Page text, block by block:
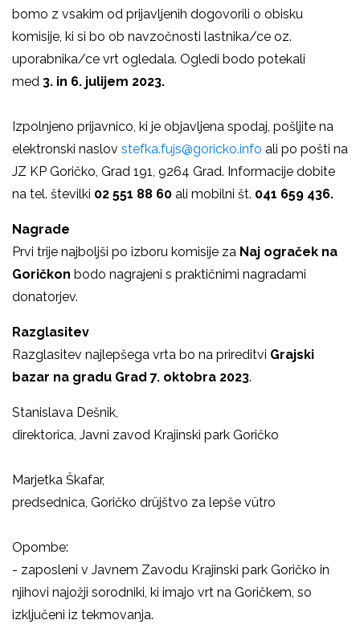
bomo z vsakim od prijavljenih dogovorili o obisku
komisije, ki si bo ob navzočnosti lastnika/ce oz.
uporabnika/ce vrt ogledala. Ogledi bodo potekali
med 3. in 6. julijem 2023.
Izpolnjeno prijavnico, ki je objavljena spodaj, pošljite na
elektronski naslov stefka.fujs@goricko.info ali po pošti na
JZ KP Goričko, Grad 191, 9264 Grad. Informacije dobite
na tel. številki 02 551 88 60 ali mobilni št. 041 659 436.
Nagrade
Prvi trije najboljši po izboru komisije za Naj ograček na
Goričkon bodo nagrajeni s praktičnimi nagradami
donatorjev.
Razglasitev
Razglasitev najlepšega vrta bo na prireditvi Grajski
bazar na gradu Grad 7. oktobra 2023.
Stanislava Dešnik,
direktorica, Javni zavod Krajinski park Goričko
Marjetka Škafar,
predsednica, Goričko drüjštvo za lepše vütro
Opombe:
- zaposleni v Javnem Zavodu Krajinski park Goričko in
njihovi najožji sorodniki, ki imajo vrt na Goričkem, so
izključeni iz tekmovanja.